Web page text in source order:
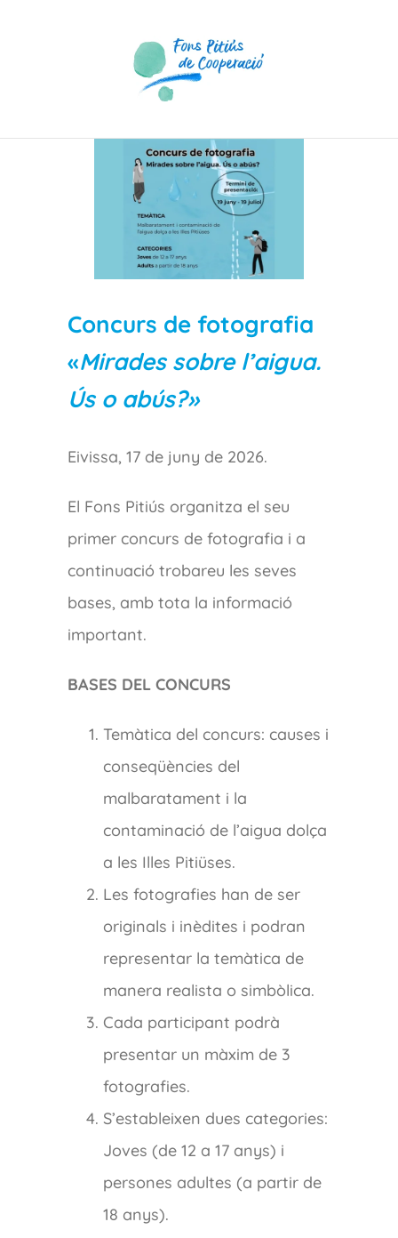
Concurs de fotografia
«Mirades sobre l’aigua.
Ús o abús?»
Eivissa, 17 de juny de 2026.
El Fons Pitiús organitza el seu
primer concurs de fotografia i a
continuació trobareu les seves
bases, amb tota la informació
important.
BASES DEL CONCURS
Temàtica del concurs: causes i
conseqüències del
malbaratament i la
contaminació de l’aigua dolça
a les Illes Pitiüses.
Les fotografies han de ser
originals i inèdites i podran
representar la temàtica de
manera realista o simbòlica.
Cada participant podrà
presentar un màxim de 3
fotografies.
S’estableixen dues categories:
Joves (de 12 a 17 anys) i
persones adultes (a partir de
18 anys).